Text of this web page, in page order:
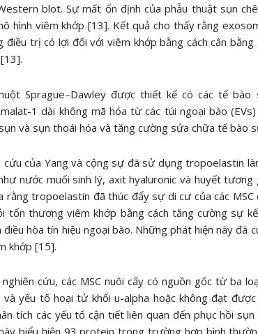
blot. Sự mất ổn định của phẫu thuật sụn
hình viêm khớp [13]. Kết quả cho thấy rằng
điều trị có lợi đối với viêm khớp bằng cách cân
Sprague–Dawley được thiết kế có các tế
1 dài không mã hóa từ các túi ngoại bào
và sụn thoái hóa và tăng cường sửa chữa tế bào
cứu của Yang và cộng sự đã sử dụng tropoelastin
nước muối sinh lý, axit hyaluronic và huyết
rằng tropoelastin đã thúc đẩy sự di cư của các
tổn thương viêm khớp bằng cách tăng cường sự
hòa tín hiệu ngoại bào. Những phát hiện này đã
khớp [15].
cứu, các MSC nuôi cấy có nguồn gốc từ ba
và yếu tố hoại tử khối u-alpha hoặc không đạt
tích các yếu tố cận tiết liên quan đến phục hồi